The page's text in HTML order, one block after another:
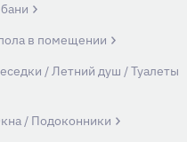
в помещении
/ Летний душ / Туалеты
/ Подоконники